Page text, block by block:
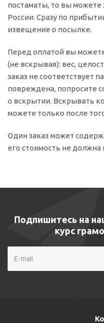
постаматы, то вы можете
России. Сразу по
извещение о посылке.
Перед оплатой вы
(не вскрывая): вес,
заказ не соответствует
повреждена, попросите
о вскрытии. Вскрывать
можете только после
Один заказ может
его стоимость не
Подпишитесь на
курс